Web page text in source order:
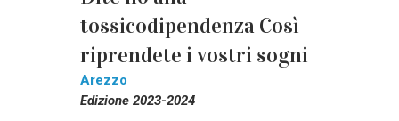
tossicodipendenza Così
riprendete i vostri sogni
Arezzo
Edizione 2023-2024